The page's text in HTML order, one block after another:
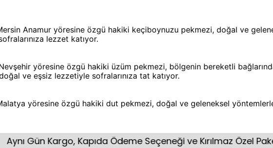
Anamur yöresine özgü hakiki keçiboynuzu pekmezi, doğal ve
lezzet katıyor.
yöresine özgü hakiki üzüm pekmezi, bölgenin bereketli
ve eşsiz lezzetiyle sofralarınıza tat katıyor.
yöresine özgü hakiki dut pekmezi, doğal ve geleneksel
Kargo, Kapıda Ödeme Seçeneği ve Kırılmaz Özel Paketleme.